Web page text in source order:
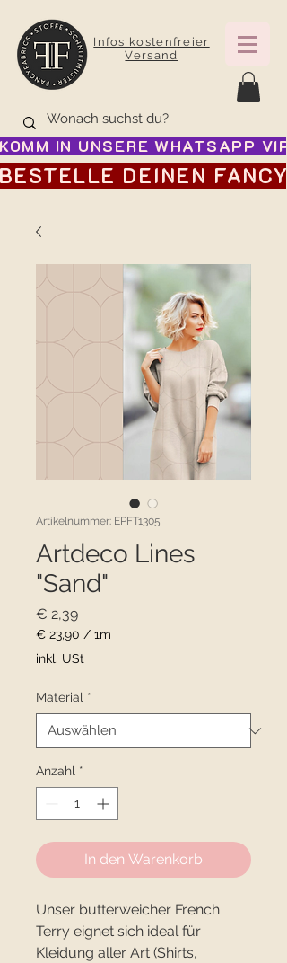
Infos kostenfreier
Versand
KOMM IN UNSERE WHATSAPP
BESTELLE DEINEN
Artikelnummer: EPFT1305
Artdeco Lines
"Sand"
€ 2,39Preis
€ 23,90 / 1m
€ 23,90
Meter
inkl. USt
Material *
Anzahl *
In den Warenkorb
Unser butterweicher French
Terry eignet sich ideal für
Kleidung aller Art (Shirts,